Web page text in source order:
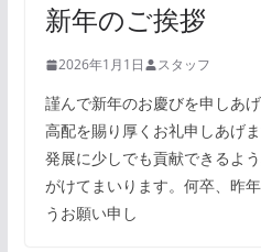
新年のご挨拶
2026年1月1日 スタッフ
謹んで新年のお慶びを申しあ
高配を賜り厚くお礼申しあげ
発展に少しでも貢献できるよ
がけてまいります。何卒、昨
うお願い申し